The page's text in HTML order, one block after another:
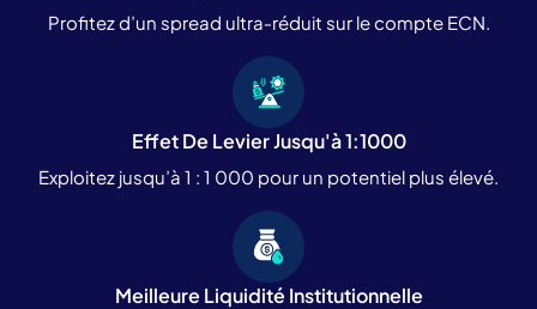
Profitez d’un spread ultra‑réduit sur le compte ECN.
Effet De Levier Jusqu'à 1:1000
Exploitez jusqu’à 1 : 1 000 pour un potentiel plus élevé.
Meilleure Liquidité Institutionnelle